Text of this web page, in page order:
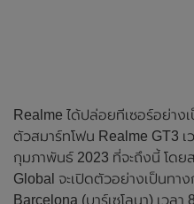
Realme ได้ปล่อยทีเซอร์อย่าง
ตัวสมาร์ทโฟน Realme GT3
กุมภาพันธ์ 2023 ที่จะถึงนี้ โดย
Global จะเปิดตัวอย่างเป็นทา
Barcelona (บาร์เซโลนา) เวล